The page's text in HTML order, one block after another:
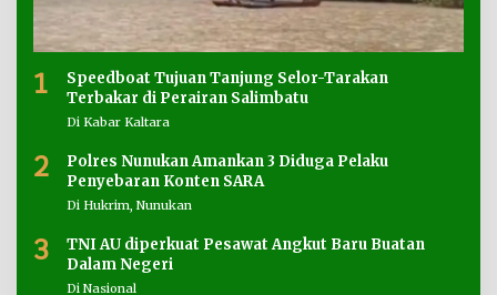
1
Speedboat Tujuan Tanjung Selor-Tarakan
Terbakar di Perairan Salimbatu
Di Kabar Kaltara
2
Polres Nunukan Amankan 3 Diduga Pelaku
Penyebaran Konten SARA
Di Hukrim, Nunukan
3
TNI AU diperkuat Pesawat Angkut Baru Buatan
Dalam Negeri
Di Nasional